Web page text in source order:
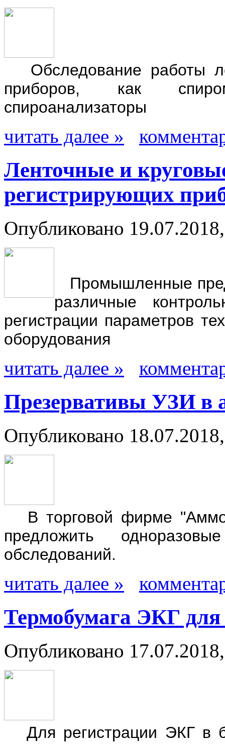
Обследование работы
приборов, как
спироанализаторы
читать далее »
Ленточные и
регистрирующих
Опубликовано
Промышленные
различные
регистрации параметров
оборудования
читать далее »
Презервативы УЗИ в
Опубликовано
В торговой фирме
предложить
обследований.
читать далее »
Термобумага ЭКГ
Опубликовано
Для регистрации ЭКГ в